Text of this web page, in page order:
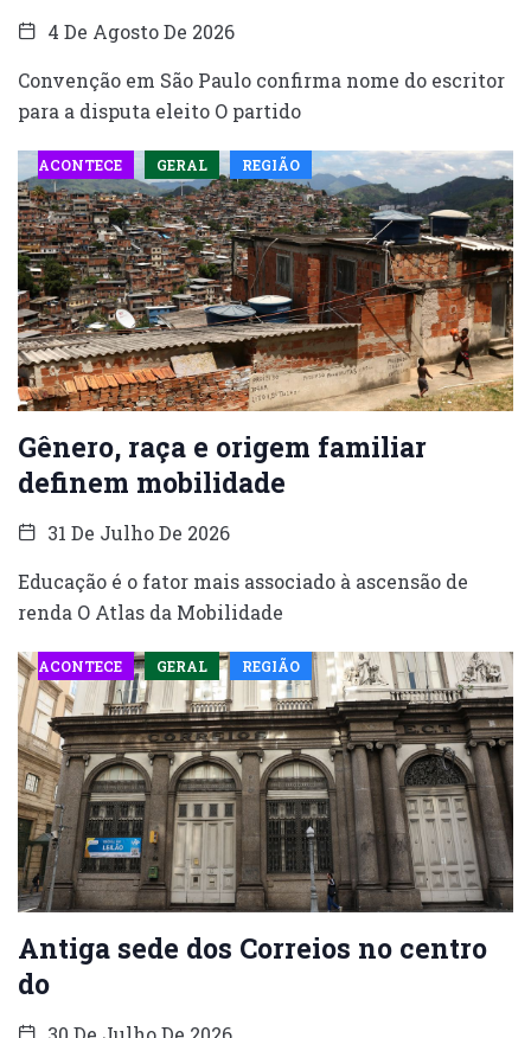
4 De Agosto De 2026
Convenção em São Paulo confirma nome do escritor
para a disputa eleito O partido
ACONTECE GERAL REGIÃO
Gênero, raça e origem familiar
definem mobilidade
31 De Julho De 2026
Educação é o fator mais associado à ascensão de
renda O Atlas da Mobilidade
ACONTECE GERAL REGIÃO
Antiga sede dos Correios no centro
do